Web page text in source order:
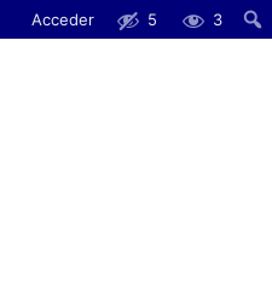
Acceder 5 3